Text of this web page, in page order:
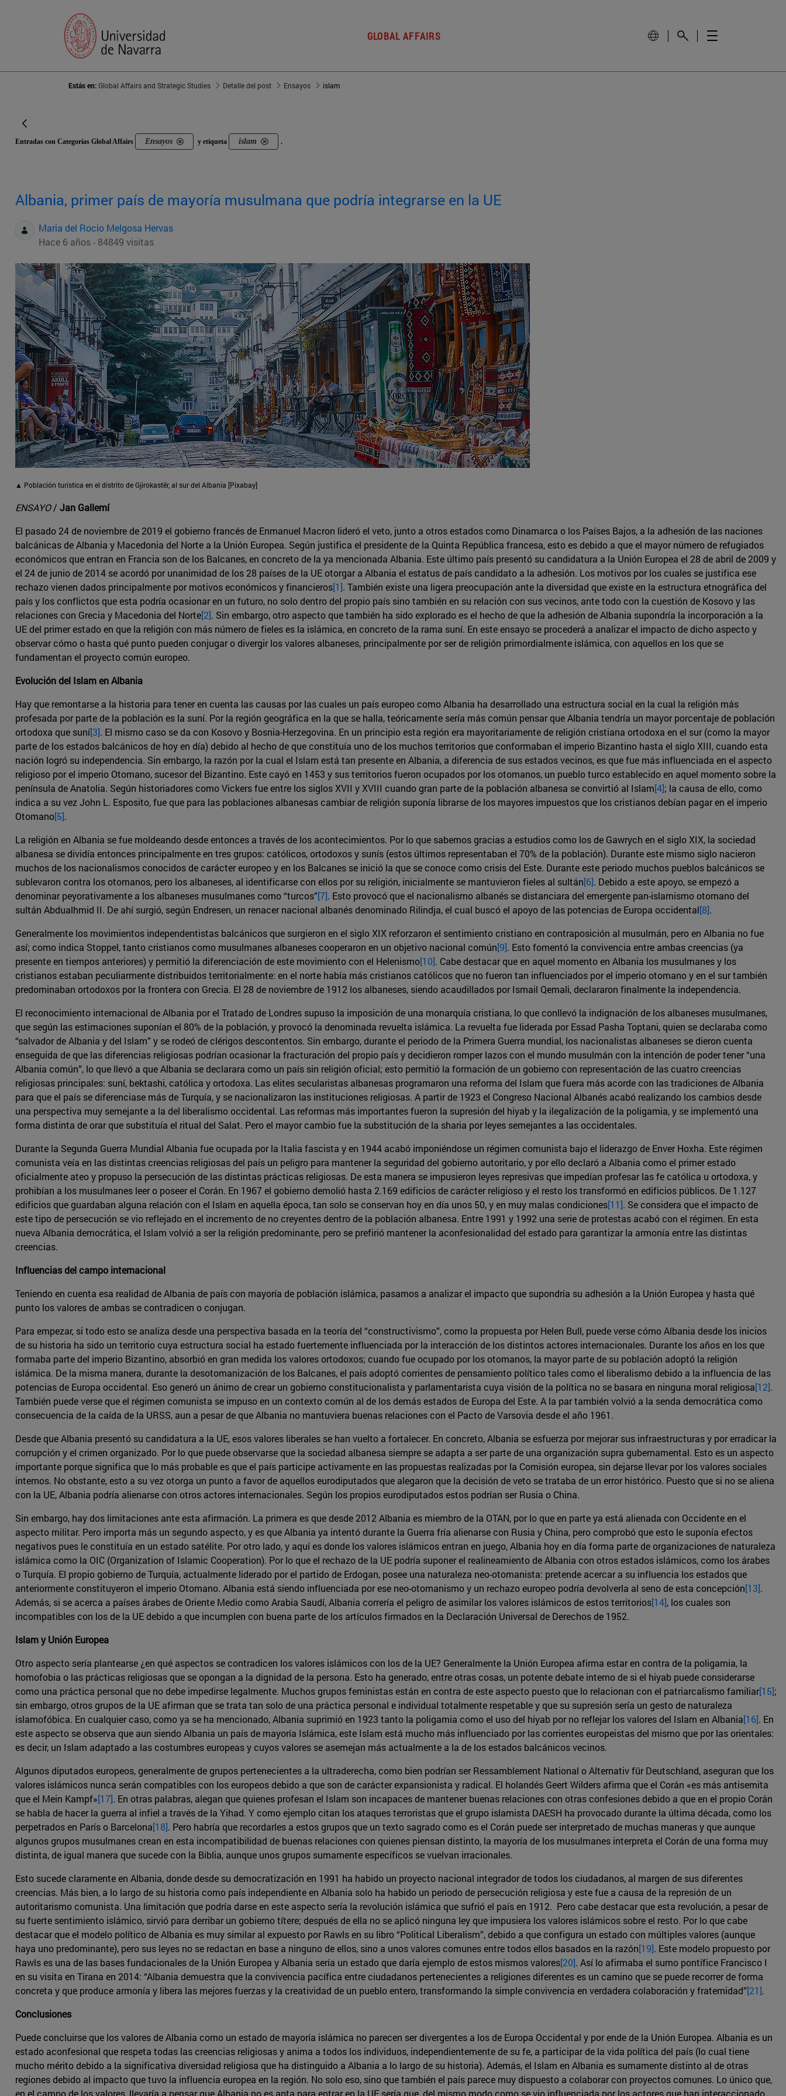
GLOBAL AFFAIRS
Estás en:Global Affairs and Strategic Studies Detalle del post Ensayos islam
Entradas con Categorías Global Affairs Ensayos y etiqueta islam .
Albania, primer país de mayoría musulmana que podría integrarse en la UE
Maria del Rocio Melgosa Hervas
Hace 6 años - 84849 visitas
▲ Población turística en el distrito de Gjirokastër, al sur del Albania [Pixabay]
ENSAYO/ Jan Gallemí
El pasado 24 de noviembre de 2019 el gobierno francés de Enmanuel Macron lideró el veto, junto a otros estados como Dinamarca o los Países Bajos, a la adhesión de las naciones
balcánicas de Albania y Macedonia del Norte a la Unión Europea. Según justifica el presidente de la Quinta República francesa, esto es debido a que el mayor número de refugiados
económicos que entran en Francia son de los Balcanes, en concreto de la ya mencionada Albania. Este último país presentó su candidatura a la Unión Europea el 28 de abril de 2009 y
el 24 de junio de 2014 se acordó por unanimidad de los 28 países de la UE otorgar a Albania el estatus de país candidato a la adhesión. Los motivos por los cuales se justifica ese
rechazo vienen dados principalmente por motivos económicos y financieros[1]. También existe una ligera preocupación ante la diversidad que existe en la estructura etnográfica del
país y los conflictos que esta podría ocasionar en un futuro, no solo dentro del propio país sino también en su relación con sus vecinos, ante todo con la cuestión de Kosovo y las
relaciones con Grecia y Macedonia del Norte[2]. Sin embargo, otro aspecto que también ha sido explorado es el hecho de que la adhesión de Albania supondría la incorporación a la
UE del primer estado en que la religión con más número de fieles es la islámica, en concreto de la rama suní. En este ensayo se procederá a analizar el impacto de dicho aspecto y
observar cómo o hasta qué punto pueden conjugar o divergir los valores albaneses, principalmente por ser de religión primordialmente islámica, con aquellos en los que se
fundamentan el proyecto común europeo.
Evolución del Islam en Albania
Hay que remontarse a la historia para tener en cuenta las causas por las cuales un país europeo como Albania ha desarrollado una estructura social en la cual la religión más
profesada por parte de la población es la suní. Por la región geográfica en la que se halla, teóricamente sería más común pensar que Albania tendría un mayor porcentaje de población
ortodoxa que suní[3]. El mismo caso se da con Kosovo y Bosnia-Herzegovina. En un principio esta región era mayoritariamente de religión cristiana ortodoxa en el sur (como la mayor
parte de los estados balcánicos de hoy en día) debido al hecho de que constituía uno de los muchos territorios que conformaban el imperio Bizantino hasta el siglo XIII, cuando esta
nación logró su independencia. Sin embargo, la razón por la cual el Islam está tan presente en Albania, a diferencia de sus estados vecinos, es que fue más influenciada en el aspecto
religioso por el imperio Otomano, sucesor del Bizantino. Este cayó en 1453 y sus territorios fueron ocupados por los otomanos, un pueblo turco establecido en aquel momento sobre la
península de Anatolia. Según historiadores como Vickers fue entre los siglos XVII y XVIII cuando gran parte de la población albanesa se convirtió al Islam[4]; la causa de ello, como
indica a su vez John L. Esposito, fue que para las poblaciones albanesas cambiar de religión suponía librarse de los mayores impuestos que los cristianos debían pagar en el imperio
Otomano[5].
La religión en Albania se fue moldeando desde entonces a través de los acontecimientos. Por lo que sabemos gracias a estudios como los de Gawrych en el siglo XIX, la sociedad
albanesa se dividía entonces principalmente en tres grupos: católicos, ortodoxos y sunís (estos últimos representaban el 70% de la población). Durante este mismo siglo nacieron
muchos de los nacionalismos conocidos de carácter europeo y en los Balcanes se inició la que se conoce como crisis del Este. Durante este periodo muchos pueblos balcánicos se
sublevaron contra los otomanos, pero los albaneses, al identificarse con ellos por su religión, inicialmente se mantuvieron fieles al sultán[6]. Debido a este apoyo, se empezó a
denominar peyorativamente a los albaneses musulmanes como “turcos”[7]. Esto provocó que el nacionalismo albanés se distanciara del emergente pan-islamismo otomano del
sultán Abdualhmid II. De ahí surgió, según Endresen, un renacer nacional albanés denominado Rilindja, el cual buscó el apoyo de las potencias de Europa occidental[8].
Generalmente los movimientos independentistas balcánicos que surgieron en el siglo XIX reforzaron el sentimiento cristiano en contraposición al musulmán, pero en Albania no fue
así; como indica Stoppel, tanto cristianos como musulmanes albaneses cooperaron en un objetivo nacional común[9]. Esto fomentó la convivencia entre ambas creencias (ya
presente en tiempos anteriores) y permitió la diferenciación de este movimiento con el Helenismo[10]. Cabe destacar que en aquel momento en Albania los musulmanes y los
cristianos estaban peculiarmente distribuidos territorialmente: en el norte había más cristianos católicos que no fueron tan influenciados por el imperio otomano y en el sur también
predominaban ortodoxos por la frontera con Grecia. El 28 de noviembre de 1912 los albaneses, siendo acaudillados por Ismail Qemali, declararon finalmente la independencia.
El reconocimiento internacional de Albania por el Tratado de Londres supuso la imposición de una monarquía cristiana, lo que conllevó la indignación de los albaneses musulmanes,
que según las estimaciones suponían el 80% de la población, y provocó la denominada revuelta islámica. La revuelta fue liderada por Essad Pasha Toptani, quien se declaraba como
“salvador de Albania y del Islam” y se rodeó de clérigos descontentos. Sin embargo, durante el periodo de la Primera Guerra mundial, los nacionalistas albaneses se dieron cuenta
enseguida de que las diferencias religiosas podrían ocasionar la fracturación del propio país y decidieron romper lazos con el mundo musulmán con la intención de poder tener “una
Albania común”, lo que llevó a que Albania se declarara como un país sin religión oficial; esto permitió la formación de un gobierno con representación de las cuatro creencias
religiosas principales: suní, bektashi, católica y ortodoxa. Las elites secularistas albanesas programaron una reforma del Islam que fuera más acorde con las tradiciones de Albania
para que el país se diferenciase más de Turquía, y se nacionalizaron las instituciones religiosas. A partir de 1923 el Congreso Nacional Albanés acabó realizando los cambios desde
una perspectiva muy semejante a la del liberalismo occidental. Las reformas más importantes fueron la supresión del hiyab y la ilegalización de la poligamia, y se implementó una
forma distinta de orar que substituía el ritual del Salat. Pero el mayor cambio fue la substitución de la sharia por leyes semejantes a las occidentales.
Durante la Segunda Guerra Mundial Albania fue ocupada por la Italia fascista y en 1944 acabó imponiéndose un régimen comunista bajo el liderazgo de Enver Hoxha. Este régimen
comunista veía en las distintas creencias religiosas del país un peligro para mantener la seguridad del gobierno autoritario, y por ello declaró a Albania como el primer estado
oficialmente ateo y propuso la persecución de las distintas prácticas religiosas. De esta manera se impusieron leyes represivas que impedían profesar las fe católica u ortodoxa, y
prohibían a los musulmanes leer o poseer el Corán. En 1967 el gobierno demolió hasta 2.169 edificios de carácter religioso y el resto los transformó en edificios públicos. De 1.127
edificios que guardaban alguna relación con el Islam en aquella época, tan solo se conservan hoy en día unos 50, y en muy malas condiciones[11]. Se considera que el impacto de
este tipo de persecución se vio reflejado en el incremento de no creyentes dentro de la población albanesa. Entre 1991 y 1992 una serie de protestas acabó con el régimen. En esta
nueva Albania democrática, el Islam volvió a ser la religión predominante, pero se prefirió mantener la aconfesionalidad del estado para garantizar la armonía entre las distintas
creencias.
Influencias del campo internacional
Teniendo en cuenta esa realidad de Albania de país con mayoría de población islámica, pasamos a analizar el impacto que supondría su adhesión a la Unión Europea y hasta qué
punto los valores de ambas se contradicen o conjugan.
Para empezar, si todo esto se analiza desde una perspectiva basada en la teoría del “constructivismo”, como la propuesta por Helen Bull, puede verse cómo Albania desde los inicios
de su historia ha sido un territorio cuya estructura social ha estado fuertemente influenciada por la interacción de los distintos actores internacionales. Durante los años en los que
formaba parte del imperio Bizantino, absorbió en gran medida los valores ortodoxos; cuando fue ocupado por los otomanos, la mayor parte de su población adoptó la religión
islámica. De la misma manera, durante la desotomanización de los Balcanes, el país adoptó corrientes de pensamiento político tales como el liberalismo debido a la influencia de las
potencias de Europa occidental. Eso generó un ánimo de crear un gobierno constitucionalista y parlamentarista cuya visión de la política no se basara en ninguna moral religiosa[12].
También puede verse que el régimen comunista se impuso en un contexto común al de los demás estados de Europa del Este. A la par también volvió a la senda democrática como
consecuencia de la caída de la URSS, aun a pesar de que Albania no mantuviera buenas relaciones con el Pacto de Varsovia desde el año 1961.
Desde que Albania presentó su candidatura a la UE, esos valores liberales se han vuelto a fortalecer. En concreto, Albania se esfuerza por mejorar sus infraestructuras y por erradicar la
corrupción y el crimen organizado. Por lo que puede observarse que la sociedad albanesa siempre se adapta a ser parte de una organización supra gubernamental. Esto es un aspecto
importante porque significa que lo más probable es que el país participe activamente en las propuestas realizadas por la Comisión europea, sin dejarse llevar por los valores sociales
internos. No obstante, esto a su vez otorga un punto a favor de aquellos eurodiputados que alegaron que la decisión de veto se trataba de un error histórico. Puesto que si no se aliena
con la UE, Albania podría alienarse con otros actores internacionales. Según los propios eurodiputados estos podrían ser Rusia o China.
Sin embargo, hay dos limitaciones ante esta afirmación. La primera es que desde 2012 Albania es miembro de la OTAN, por lo que en parte ya está alienada con Occidente en el
aspecto militar. Pero importa más un segundo aspecto, y es que Albania ya intentó durante la Guerra fría alienarse con Rusia y China, pero comprobó que esto le suponía efectos
negativos pues le constituía en un estado satélite. Por otro lado, y aquí es donde los valores islámicos entran en juego, Albania hoy en día forma parte de organizaciones de naturaleza
islámica como la OIC (Organization of Islamic Cooperation). Por lo que el rechazo de la UE podría suponer el realineamiento de Albania con otros estados islámicos, como los árabes
o Turquía. El propio gobierno de Turquía, actualmente liderado por el partido de Erdogan, posee una naturaleza neo-otomanista: pretende acercar a su influencia los estados que
anteriormente constituyeron el imperio Otomano. Albania está siendo influenciada por ese neo-otomanismo y un rechazo europeo podría devolverla al seno de esta concepción[13].
Además, si se acerca a países árabes de Oriente Medio como Arabia Saudí, Albania correría el peligro de asimilar los valores islámicos de estos territorios[14], los cuales son
incompatibles con los de la UE debido a que incumplen con buena parte de los artículos firmados en la Declaración Universal de Derechos de 1952.
Islam y Unión Europea
Otro aspecto sería plantearse ¿en qué aspectos se contradicen los valores islámicos con los de la UE? Generalmente la Unión Europea afirma estar en contra de la poligamia, la
homofobia o las prácticas religiosas que se opongan a la dignidad de la persona. Esto ha generado, entre otras cosas, un potente debate interno de si el hiyab puede considerarse
como una práctica personal que no debe impedirse legalmente. Muchos grupos feministas están en contra de este aspecto puesto que lo relacionan con el patriarcalismo familiar[15];
sin embargo, otros grupos de la UE afirman que se trata tan solo de una práctica personal e individual totalmente respetable y que su supresión sería un gesto de naturaleza
islamofóbica. En cualquier caso, como ya se ha mencionado, Albania suprimió en 1923 tanto la poligamia como el uso del hiyab por no reflejar los valores del Islam en Albania[16]. En
este aspecto se observa que aun siendo Albania un país de mayoría Islámica, este Islam está mucho más influenciado por las corrientes europeistas del mismo que por las orientales:
es decir, un Islam adaptado a las costumbres europeas y cuyos valores se asemejan más actualmente a la de los estados balcánicos vecinos.
Algunos diputados europeos, generalmente de grupos pertenecientes a la ultraderecha, como bien podrían ser Ressamblement National o Alternativ für Deutschland, aseguran que los
valores islámicos nunca serán compatibles con los europeos debido a que son de carácter expansionista y radical. El holandés Geert Wilders afirma que el Corán «es más antisemita
que el Mein Kampf»[17]. En otras palabras, alegan que quienes profesan el Islam son incapaces de mantener buenas relaciones con otras confesiones debido a que en el propio Corán
se habla de hacer la guerra al infiel a través de la Yihad. Y como ejemplo citan los ataques terroristas que el grupo islamista DAESH ha provocado durante la última década, como los
perpetrados en París o Barcelona[18]. Pero habría que recordarles a estos grupos que un texto sagrado como es el Corán puede ser interpretado de muchas maneras y que aunque
algunos grupos musulmanes crean en esta incompatibilidad de buenas relaciones con quienes piensan distinto, la mayoría de los musulmanes interpreta el Corán de una forma muy
distinta, de igual manera que sucede con la Biblia, aunque unos grupos sumamente específicos se vuelvan irracionales.
Esto sucede claramente en Albania, donde desde su democratización en 1991 ha habido un proyecto nacional integrador de todos los ciudadanos, al margen de sus diferentes
creencias. Más bien, a lo largo de su historia como país independiente en Albania solo ha habido un periodo de persecución religiosa y este fue a causa de la represión de un
autoritarismo comunista. Una limitación que podría darse en este aspecto sería la revolución islámica que sufrió el país en 1912. Pero cabe destacar que esta revolución, a pesar de
su fuerte sentimiento islámico, sirvió para derribar un gobierno títere; después de ella no se aplicó ninguna ley que impusiera los valores islámicos sobre el resto. Por lo que cabe
destacar que el modelo político de Albania es muy similar al expuesto por Rawls en su libro “Political Liberalism”, debido a que configura un estado con múltiples valores (aunque
haya uno predominante), pero sus leyes no se redactan en base a ninguno de ellos, sino a unos valores comunes entre todos ellos basados en la razón[19]. Este modelo propuesto por
Rawls es una de las bases fundacionales de la Unión Europea y Albania sería un estado que daría ejemplo de estos mismos valores[20]. Así lo afirmaba el sumo pontífice Francisco I
en su visita en Tirana en 2014: “Albania demuestra que la convivencia pacífica entre ciudadanos pertenecientes a religiones diferentes es un camino que se puede recorrer de forma
concreta y que produce armonía y libera las mejores fuerzas y la creatividad de un pueblo entero, transformando la simple convivencia en verdadera colaboración y fraternidad”[21].
Conclusiones
Puede concluirse que los valores de Albania como un estado de mayoría islámica no parecen ser divergentes a los de Europa Occidental y por ende de la Unión Europea. Albania es un
estado aconfesional que respeta todas las creencias religiosas y anima a todos los individuos, independientemente de su fe, a participar de la vida política del país (lo cual tiene
mucho mérito debido a la significativa diversidad religiosa que ha distinguido a Albania a lo largo de su historia). Además, el Islam en Albania es sumamente distinto al de otras
regiones debido al impacto que tuvo la influencia europea en la región. No solo eso, sino que también el país parece muy dispuesto a colaborar con proyectos comunes. Lo único que,
en el campo de los valores, llevaría a pensar que Albania no es apta para entrar en la UE sería que, del mismo modo como se vio influenciada por los actores que han interaccionado